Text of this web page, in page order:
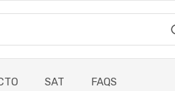
SAT FAQS